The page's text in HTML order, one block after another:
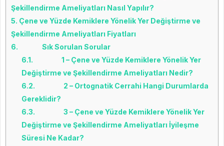
Şekillendirme Ameliyatları Nasıl Yapılır?
5. Çene ve Yüzde Kemiklere Yönelik Yer Değiştirme ve
Şekillendirme Ameliyatları Fiyatları
6. Sık Sorulan Sorular
6.1. 1 – Çene ve Yüzde Kemiklere Yönelik Yer
Değiştirme ve Şekillendirme Ameliyatları Nedir?
6.2. 2 – Ortognatik Cerrahi Hangi Durumlarda
Gereklidir?
6.3. 3 – Çene ve Yüzde Kemiklere Yönelik Yer
Değiştirme ve Şekillendirme Ameliyatları İyileşme
Süresi Ne Kadar?